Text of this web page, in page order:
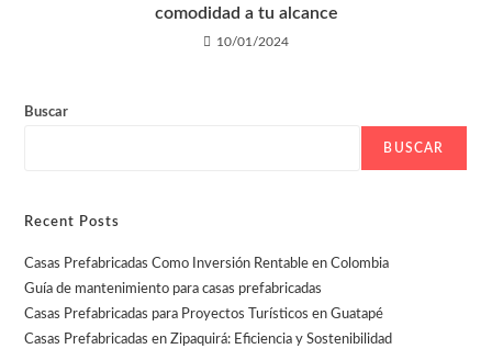
comodidad a tu alcance
10/01/2024
Buscar
BUSCAR
Recent Posts
Casas Prefabricadas Como Inversión Rentable en Colombia
Guía de mantenimiento para casas prefabricadas
Casas Prefabricadas para Proyectos Turísticos en Guatapé
Casas Prefabricadas en Zipaquirá: Eficiencia y Sostenibilidad